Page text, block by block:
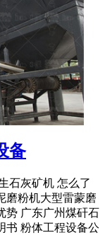
备
石灰矿机 怎么了
磨粉机大型雷蒙磨
势 广东广州煤矸石
书 粉体工程设备公